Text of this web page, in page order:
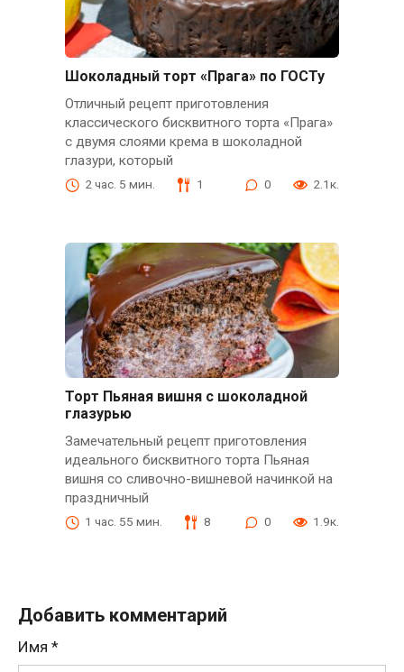
Шоколадный торт «Прага» по ГОСТу
Отличный рецепт приготовления
классического бисквитного торта «Прага»
с двумя слоями крема в шоколадной
глазури, который
2 час. 5 мин. 1 0 2.1к.
Торт Пьяная вишня с шоколадной
глазурью
Замечательный рецепт приготовления
идеального бисквитного торта Пьяная
вишня со сливочно-вишневой начинкой на
праздничный
1 час. 55 мин. 8 0 1.9к.
Добавить комментарий
Имя *